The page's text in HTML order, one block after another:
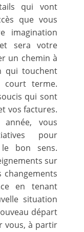
qui vont
que vous
imagination
sera votre
un chemin à
qui touchent
court terme.
qui sont
vos factures.
vous
pour
bon sens.
sur
changements
en tenant
situation
départ
vous, à partir